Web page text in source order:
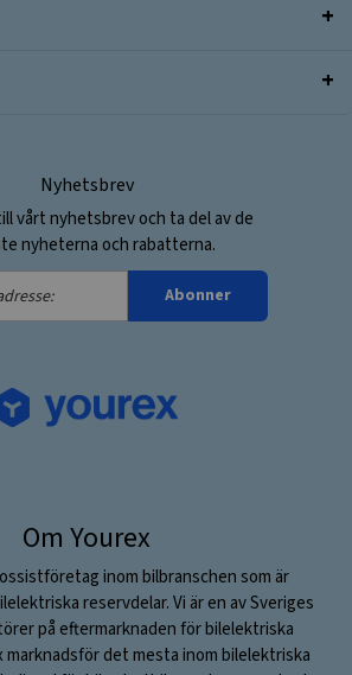
Nyhetsbrev
vårt nyhetsbrev och ta del av de
nyheterna och rabatterna.
Abonner
Om Yourex
inom bilbranschen som är
reservdelar. Vi är en av Sveriges
på eftermarknaden för bilelektriska
marknadsför det mesta inom bilelektriska